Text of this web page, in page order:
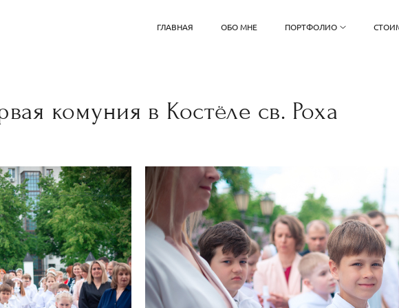
ГЛАВНАЯ ОБО МНЕ ПОРТФОЛИО
комуния в Костёле св. Роха